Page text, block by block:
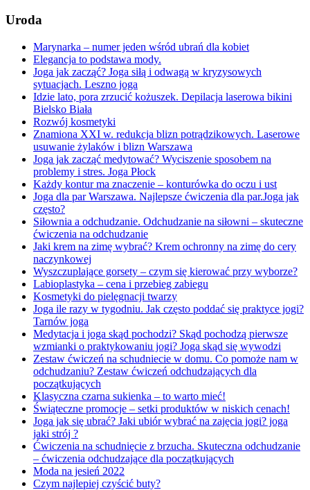
Uroda
Marynarka – numer jeden wśród ubrań dla kobiet
Elegancja to podstawa mody.
Joga jak zacząć? Joga siłą i odwagą w kryzysowych
sytuacjach. Leszno joga
Idzie lato, pora zrzucić kożuszek. Depilacja laserowa bikini
Bielsko Biała
Rozwój kosmetyki
Znamiona XXI w. redukcja blizn potrądzikowych. Laserowe
usuwanie żylaków i blizn Warszawa
Joga jak zacząć medytować? Wyciszenie sposobem na
problemy i stres. Joga Płock
Każdy kontur ma znaczenie – konturówka do oczu i ust
Joga dla par Warszawa. Najlepsze ćwiczenia dla par.Joga jak
często?
Siłownia a odchudzanie. Odchudzanie na siłowni – skuteczne
ćwiczenia na odchudzanie
Jaki krem na zimę wybrać? Krem ochronny na zimę do cery
naczynkowej
Wyszczuplające gorsety – czym się kierować przy wyborze?
Labioplastyka – cena i przebieg zabiegu
Kosmetyki do pielęgnacji twarzy
Joga ile razy w tygodniu. Jak często poddać się praktyce jogi?
Tarnów joga
Medytacja i joga skąd pochodzi? Skąd pochodzą pierwsze
wzmianki o praktykowaniu jogi? Joga skąd się wywodzi
Zestaw ćwiczeń na schudniecie w domu. Co pomoże nam w
odchudzaniu? Zestaw ćwiczeń odchudzających dla
początkujących
Klasyczna czarna sukienka – to warto mieć!
Świąteczne promocje – setki produktów w niskich cenach!
Joga jak się ubrać? Jaki ubiór wybrać na zajęcia jogi? joga
jaki strój ?
Ćwiczenia na schudnięcie z brzucha. Skuteczna odchudzanie
– ćwiczenia odchudzające dla początkujących
Moda na jesień 2022
Czym najlepiej czyścić buty?